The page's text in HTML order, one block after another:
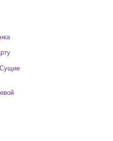
Сущие